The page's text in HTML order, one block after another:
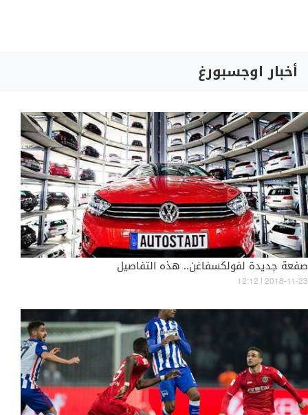
أخبار اوجسبورغ
صفعة جديدة لفولكسفاغن.. هذه التفاصيل
12:12 | 2018-11-23